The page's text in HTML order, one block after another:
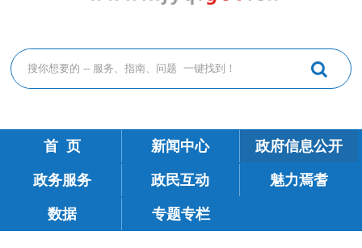
首 页 新闻中心 政府信息公开
政务服务 政民互动 魅力焉耆
数据 专题专栏